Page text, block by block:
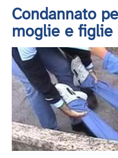
Condannato
moglie e figlie